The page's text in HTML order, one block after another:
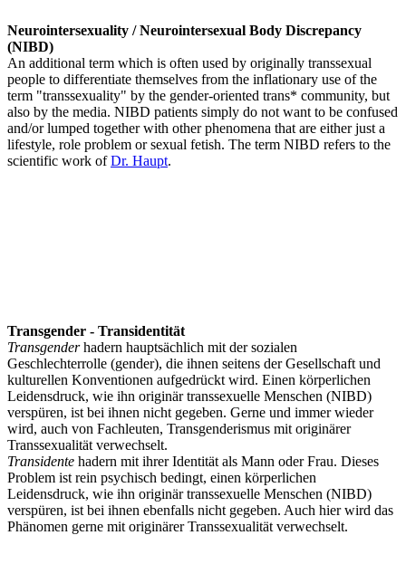
Neurointersexuality / Neurointersexual Body Discrepancy
(NIBD)
An additional term which is often used by originally transsexual
people to differentiate themselves from the inflationary use of the
term "transsexuality" by the gender-oriented trans* community, but
also by the media. NIBD patients simply do not want to be confused
and/or lumped together with other phenomena that are either just a
lifestyle, role problem or sexual fetish. The term NIBD refers to the
scientific work ofDr. Haupt.
Transgender - Transidentität
Transgenderhadern hauptsächlich mit der sozialen
Geschlechterrolle (gender), die ihnen seitens der Gesellschaft und
kulturellen Konventionen aufgedrückt wird. Einen körperlichen
Leidensdruck, wie ihn originär transsexuelle Menschen (NIBD)
verspüren, ist bei ihnen nicht gegeben. Gerne und immer wieder
wird, auch von Fachleuten, Transgenderismus mit originärer
Transsexualität verwechselt.
Transidente hadern mit ihrer Identität als Mann oder Frau. Dieses
Problem ist rein psychisch bedingt, einen körperlichen
Leidensdruck, wie ihn originär transsexuelle Menschen (NIBD)
verspüren, ist bei ihnen ebenfalls nicht gegeben. Auch hier wird das
Phänomen gerne mit originärer Transsexualität verwechselt.